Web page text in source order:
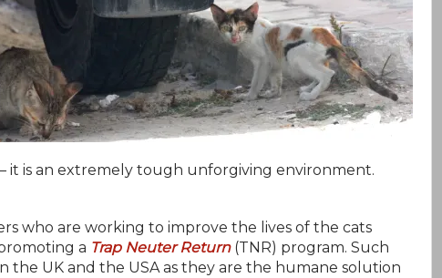
it is an extremely tough unforgiving environment.
who are working to improve the lives of the cats
a Trap Neuter Return(TNR) program. Such
the UK and the USA as they are the humane solution